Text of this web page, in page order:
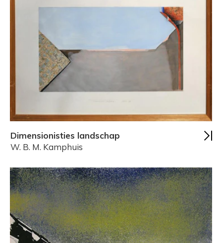
Dimensionisties landschap
W. B. M. Kamphuis